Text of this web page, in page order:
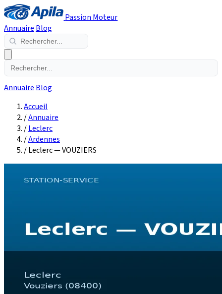
Passion Moteur
Annuaire Blog
Annuaire Blog
Accueil
/Annuaire
/Leclerc
/Ardennes
/Leclerc — VOUZIERS